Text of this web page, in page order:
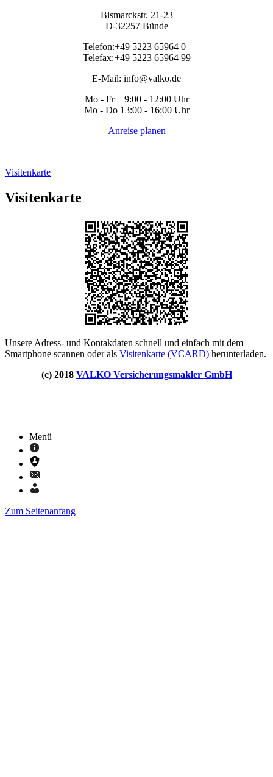
Bismarckstr. 21-23
D-32257 Bünde
Telefon:+49 5223 65964 0
Telefax:+49 5223 65964 99
E-Mail: info@valko.de
Mo - Fr 9:00 - 12:00 Uhr
Mo - Do 13:00 - 16:00 Uhr
Anreise planen
Visitenkarte
Visitenkarte
Unsere Adress- und Kontakdaten schnell und einfach mit dem
Smartphone scannen oder als Visitenkarte (VCARD) herunterladen.
(c) 2018 VALKO Versicherungsmakler GmbH
Menü
Zum Seitenanfang